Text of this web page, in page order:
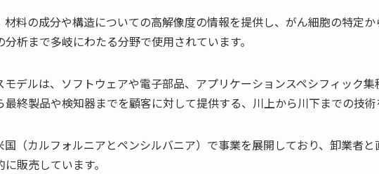
材料の成分や構造についての高解像度の情報を提供し、がん細胞の特定
析まで多岐にわたる分野で使用されています。
モデルは、ソフトウェアや電子部品、アプリケーションスペシフィック
終製品や検知器までを顧客に対して提供する、川上から川下までの技術
国（カルフォルニアとペンシルバニア）で事業を展開しており、卸業者と
販売しています。